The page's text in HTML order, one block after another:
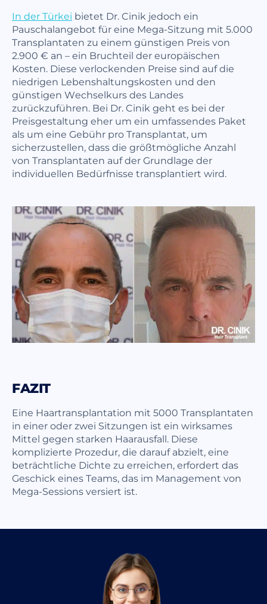
In der Türkei bietet Dr. Cinik jedoch ein
Pauschalangebot für eine Mega-Sitzung mit 5.000
Transplantaten zu einem günstigen Preis von
2.900 € an – ein Bruchteil der europäischen
Kosten. Diese verlockenden Preise sind auf die
niedrigen Lebenshaltungskosten und den
günstigen Wechselkurs des Landes
zurückzuführen. Bei Dr. Cinik geht es bei der
Preisgestaltung eher um ein umfassendes Paket
als um eine Gebühr pro Transplantat, um
sicherzustellen, dass die größtmögliche Anzahl
von Transplantaten auf der Grundlage der
individuellen Bedürfnisse transplantiert wird.
FAZIT
Eine Haartransplantation mit 5000 Transplantaten
in einer oder zwei Sitzungen ist ein wirksames
Mittel gegen starken Haarausfall. Diese
komplizierte Prozedur, die darauf abzielt, eine
beträchtliche Dichte zu erreichen, erfordert das
Geschick eines Teams, das im Management von
Mega-Sessions versiert ist.